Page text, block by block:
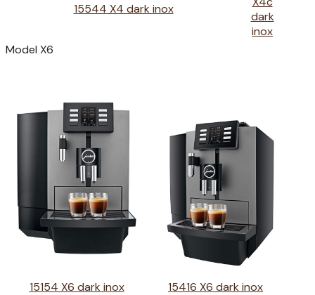
15544 X4 dark inox
dark
inox
Model X6
15154 X6 dark inox
15416 X6 dark inox